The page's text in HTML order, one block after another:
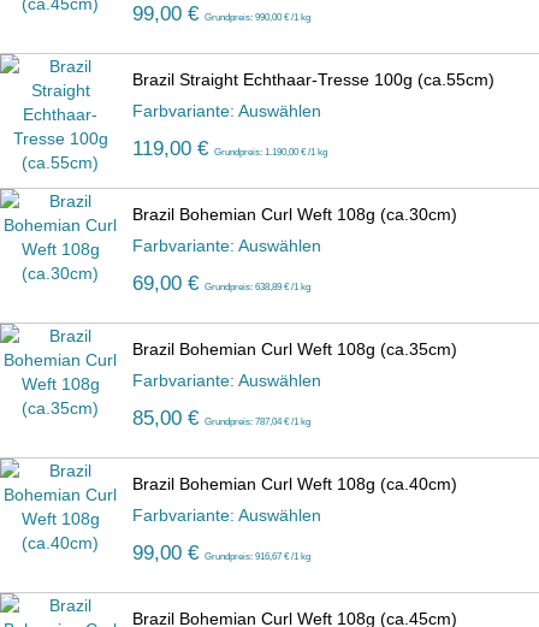
99,00 € Grundpreis: 990,00 € /1 kg
Brazil Straight Echthaar-Tresse 100g (ca.55cm)
Farbvariante: Auswählen
119,00 € Grundpreis: 1.190,00 € /1 kg
Brazil Bohemian Curl Weft 108g (ca.30cm)
Farbvariante: Auswählen
69,00 € Grundpreis: 638,89 € /1 kg
Brazil Bohemian Curl Weft 108g (ca.35cm)
Farbvariante: Auswählen
85,00 € Grundpreis: 787,04 € /1 kg
Brazil Bohemian Curl Weft 108g (ca.40cm)
Farbvariante: Auswählen
99,00 € Grundpreis: 916,67 € /1 kg
Brazil Bohemian Curl Weft 108g (ca.45cm)